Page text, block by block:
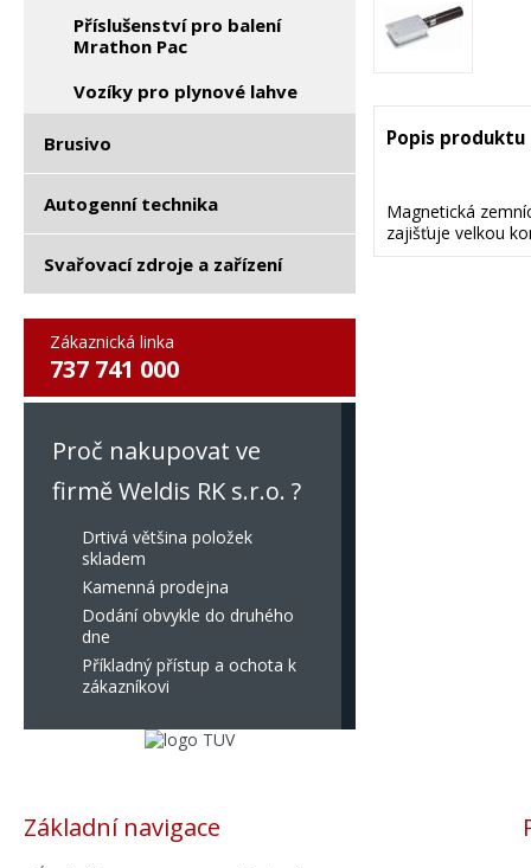
Příslušenství pro balení
Mrathon Pac
Vozíky pro plynové lahve
Brusivo
Autogenní technika
Svařovací zdroje a zařízení
Zákaznická linka
737 741 000
Proč nakupovat ve
firmě Weldis RK s.r.o. ?
Drtivá většina položek
skladem
Kamenná prodejna
Dodání obvykle do druhého
dne
Příkladný přístup a ochota k
zákazníkovi
Popis produktu
Magnetická
zajišťuje velkou
Základní navigace